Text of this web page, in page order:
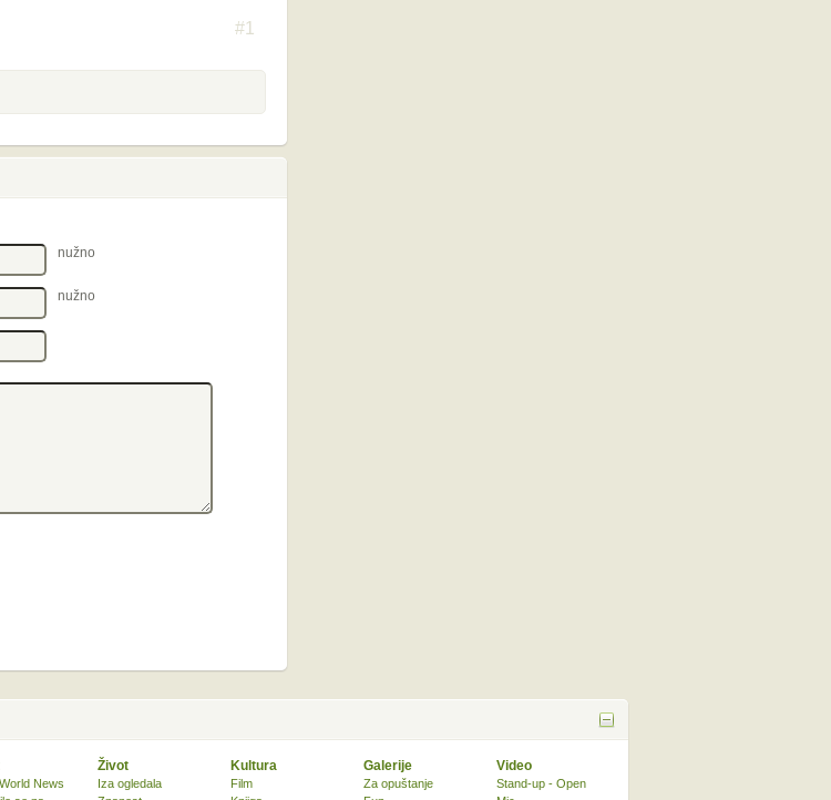
#1
nužno
nužno
News
Život
Iza ogledala
Kultura
Film
Galerije
Za opuštanje
Video
Stand-up - Open